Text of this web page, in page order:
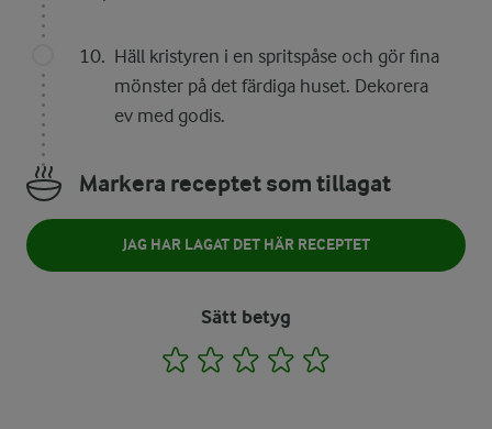
Häll kristyren i en spritspåse och gör fina
mönster på det färdiga huset. Dekorera
ev med godis.
Markera receptet som tillagat
JAG HAR LAGAT DET HÄR RECEPTET
Sätt betyg
1 2 3 4